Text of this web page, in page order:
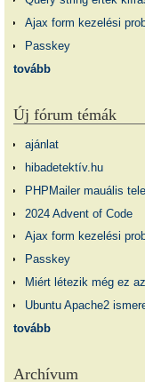
Ajax form kezelési
Passkey
tovább
Új fórum témák
ajánlat
hibadetektív.hu
PHPMailer mauális
2024 Advent of Code
Ajax form kezelési
Passkey
Miért létezik még ez
Ubuntu Apache2
tovább
Archívum